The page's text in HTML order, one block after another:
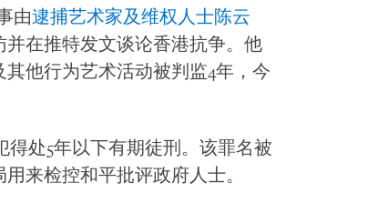
由逮捕艺术家及维权人士陈云
在推特发文谈论香港抗争。他
其他行为艺术活动被判监4年，今
得处5年以下有期徒刑。该罪名被
来检控和平批评政府人士。